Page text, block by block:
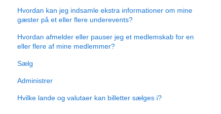
Hvordan kan jeg indsamle ekstra informationer om mine
gæster på et eller flere underevents?
Hvordan afmelder eller pauser jeg et medlemskab for en
eller flere af mine medlemmer?
Sælg
Administrer
Hvilke lande og valutaer kan billetter sælges i?